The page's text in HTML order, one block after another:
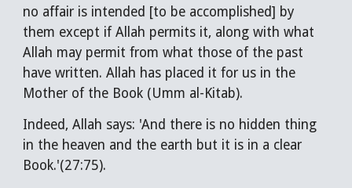
no affair is intended [to be accomplished] by
them except if Allah permits it, along with what
Allah may permit from what those of the past
have written. Allah has placed it for us in the
Mother of the Book (Umm al-Kitab).
Indeed, Allah says: 'And there is no hidden thing
in the heaven and the earth but it is in a clear
Book.'(27:75).